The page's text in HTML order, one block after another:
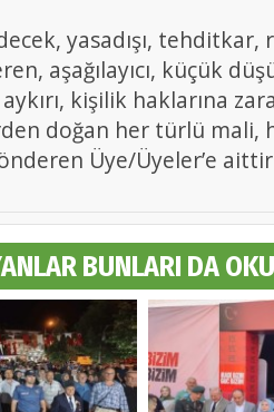
yasadışı, tehditkar,
aşağılayıcı, küçük
kişilik haklarına
doğan her türlü mali,
Üye/Üyeler’e
BUNLARI DA